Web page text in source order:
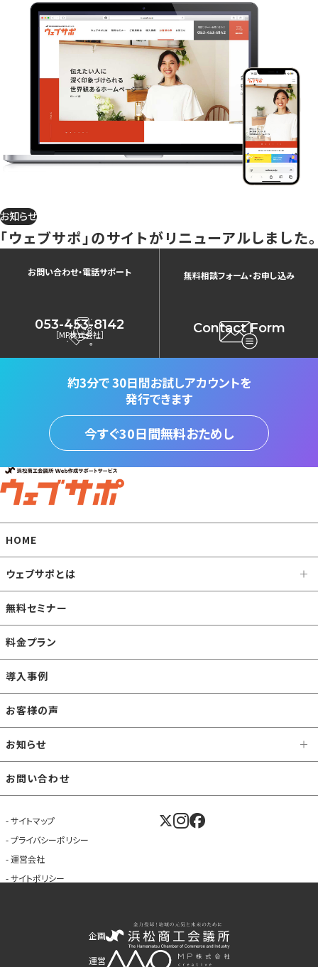
お知らせ
「ウェブサポ」のサイトがリニューアルしました。
お問い合わせ・電話サポート
053-453-8142
［MP株式会社］
無料相談フォーム・お申し込み
Contact Form
約3分で30日間お試しアカウントを
発行できます
今すぐ30日間無料おためし
HOME
ウェブサポとは
無料セミナー
料金プラン
導入事例
お客様の声
お知らせ
お問い合わせ
サイトマップ
プライバシーポリシー
運営会社
サイトポリシー
企画
運営